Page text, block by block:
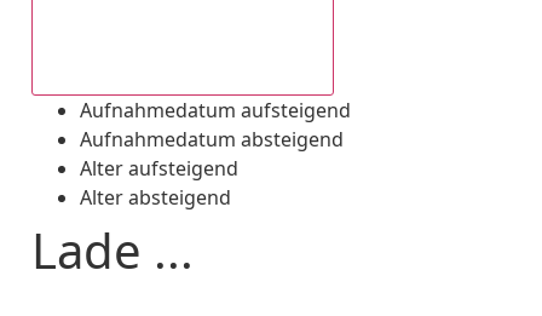
Aufnahmedatum aufsteigend
Aufnahmedatum absteigend
Alter aufsteigend
Alter absteigend
Lade ...